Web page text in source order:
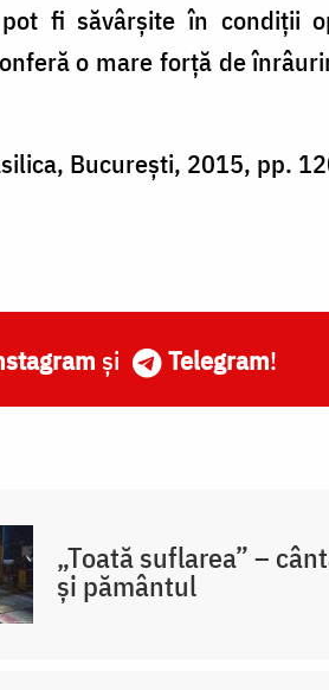
fi săvârșite în condiții
o mare forță de
București, 2015, pp.
și Telegram!
„Toată suflarea” –
și pământul